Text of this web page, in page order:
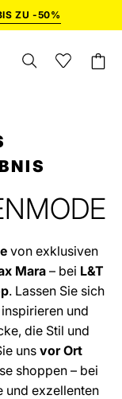
ZU -50%
SUCHLEISTE
Wishlist
von exklusiven
Mara– bei L&T
. Lassen Sie sich
und
die Stil und
uns vor Ort
shoppen – bei
und exzellenten